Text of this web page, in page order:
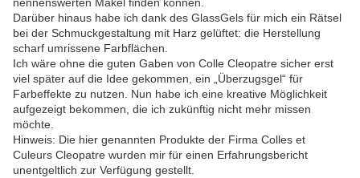
Darüber hinaus habe ich dank des GlassGels für mich ein Rätsel
bei der Schmuckgestaltung mit Harz gelüftet: die Herstellung
scharf umrissene Farbflächen.
Ich wäre ohne die guten Gaben von Colle Cleopatre sicher erst
viel später auf die Idee gekommen, ein „Überzugsgel“ für
Farbeffekte zu nutzen. Nun habe ich eine kreative Möglichkeit
aufgezeigt bekommen, die ich zukünftig nicht mehr missen
möchte.
Hinweis: Die hier genannten Produkte der Firma Colles et
Culeurs Cleopatre wurden mir für einen Erfahrungsbericht
unentgeltlich zur Verfügung gestellt.